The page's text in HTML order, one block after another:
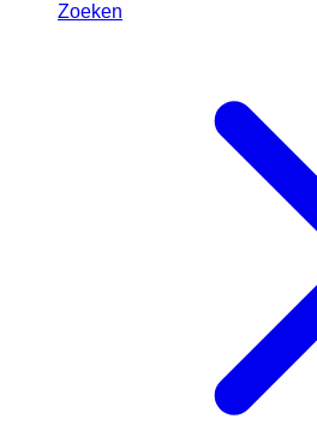
Zoeken